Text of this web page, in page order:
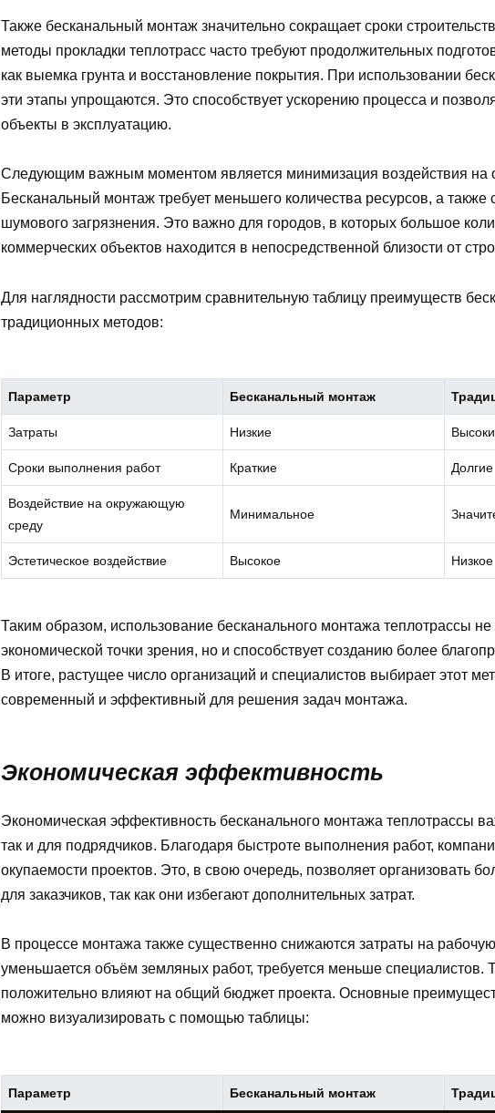
Также бесканальный монтаж значительно сокращает сроки
методы прокладки теплотрасс часто требуют продолжительных
как выемка грунта и восстановление покрытия. При использовании
эти этапы упрощаются. Это способствует ускорению процесса и
объекты в эксплуатацию.
Следующим важным моментом является минимизация воздействия на
Бесканальный монтаж требует меньшего количества ресурсов, а также
шумового загрязнения. Это важно для городов, в которых большое
коммерческих объектов находится в непосредственной близости от
Для наглядности рассмотрим сравнительную таблицу преимуществ
традиционных методов:
Параметр Бесканальный монтаж
Затраты Низкие
Сроки выполнения работ Краткие Долгие
Воздействие на окружающую
среду
Минимальное
Эстетическое воздействие Высокое Низкое
Таким образом, использование бесканального монтажа теплотрассы не
экономической точки зрения, но и способствует созданию более
В итоге, растущее число организаций и специалистов выбирает этот
современный и эффективный для решения задач монтажа.
Экономическая эффективность
Экономическая эффективность бесканального монтажа теплотрассы
так и для подрядчиков. Благодаря быстроте выполнения работ,
окупаемости проектов. Это, в свою очередь, позволяет организовать
для заказчиков, так как они избегают дополнительных затрат.
В процессе монтажа также существенно снижаются затраты на
уменьшается объём земляных работ, требуется меньше специалистов.
положительно влияют на общий бюджет проекта. Основные
можно визуализировать с помощью таблицы:
Параметр Бесканальный монтаж